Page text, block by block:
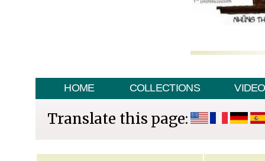
HOME COLLECTIONS VIDEO
Translate this page: